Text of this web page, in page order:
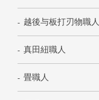
越後与板打刃物職人
真田紐職人
畳職人